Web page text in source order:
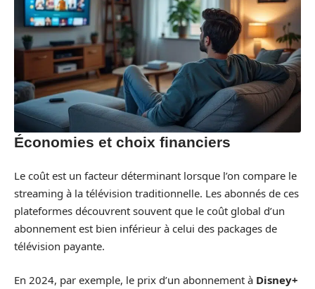
Économies et choix financiers
Le coût est un facteur déterminant lorsque l’on compare le
streaming à la télévision traditionnelle. Les abonnés de ces
plateformes découvrent souvent que le coût global d’un
abonnement est bien inférieur à celui des packages de
télévision payante.
En 2024, par exemple, le prix d’un abonnement à Disney+